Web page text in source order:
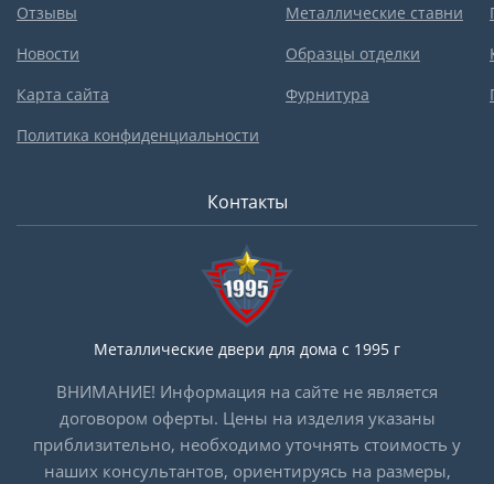
Отзывы
Новости
Карта сайта
Политика конфиденциальности
Металлические ставни
Образцы отделки
Фурнитура
Контакты
Металлические двери для дома с 1995 г
ВНИМАНИЕ! Информация на сайте не является
договором оферты. Цены на изделия указаны
приблизительно, необходимо уточнять стоимость у
наших консультантов, ориентируясь на размеры,